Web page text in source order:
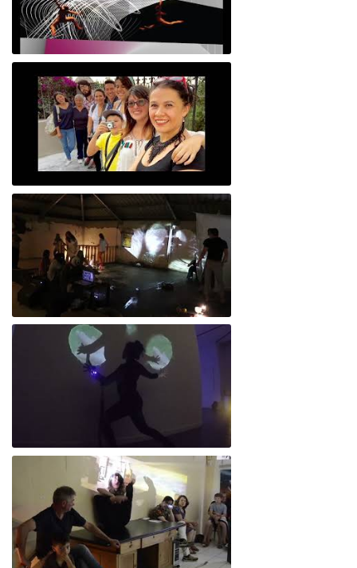
Efusión: código y producción de sentido
Re-Viviamos Tepepan
Empatía 4.0 // La emoción - San Luis
Empatía 4.0 // La emoción - Buenos Aires